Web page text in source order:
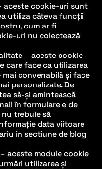
aceste cookie-uri sunt
utiliza câteva funcții
cum ar fi
uri nu colectează
– aceste cookie-
care face ca utilizarea
convenabilă și face
personalizate. De
să-și amintească
în formularele de
trebuie să
data viitoare
in sectiune de blog
aceste module cookie
utilizarea și